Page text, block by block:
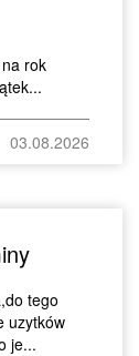
rok
03.08.2026
tego
uzytków
je...